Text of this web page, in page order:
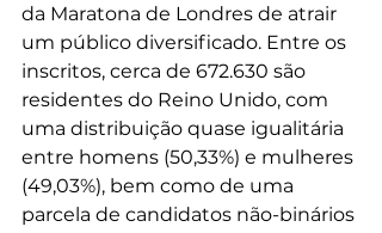
da Maratona de Londres de atrair
um público diversificado. Entre os
inscritos, cerca de 672.630 são
residentes do Reino Unido, com
uma distribuição quase igualitária
entre homens (50,33%) e mulheres
(49,03%), bem como de uma
parcela de candidatos não-binários